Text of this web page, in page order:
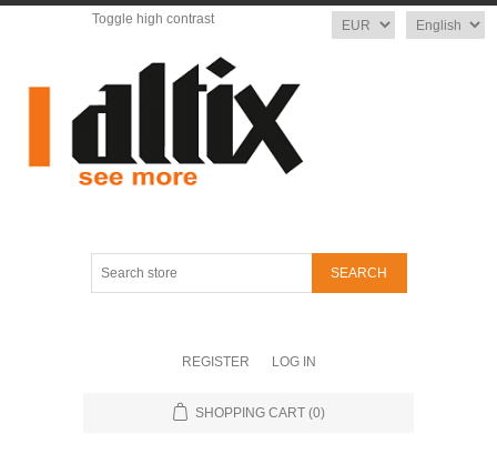
Language
Currency
Toggle high contrast
REGISTER LOG IN
SHOPPING CART (0)